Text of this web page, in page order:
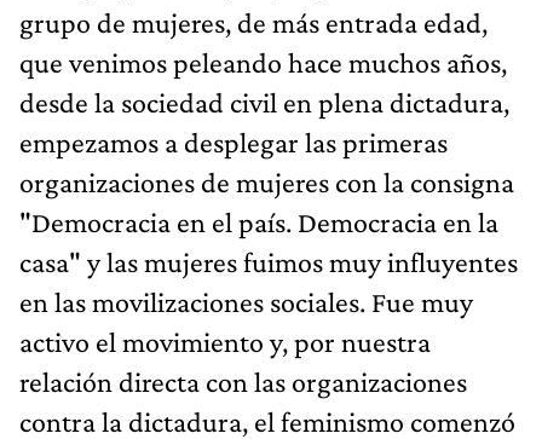
grupo de mujeres, de más entrada edad,
que venimos peleando hace muchos años,
desde la sociedad civil en plena dictadura,
empezamos a desplegar las primeras
organizaciones de mujeres con la consigna
"Democracia en el país. Democracia en la
casa" y las mujeres fuimos muy influyentes
en las movilizaciones sociales. Fue muy
activo el movimiento y, por nuestra
relación directa con las organizaciones
contra la dictadura, el feminismo comenzó